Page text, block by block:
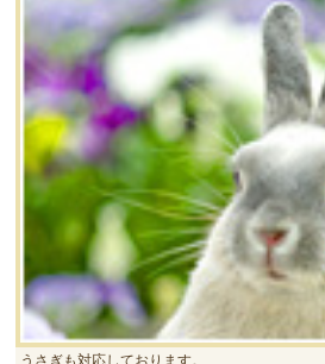
うさぎも対応しております。